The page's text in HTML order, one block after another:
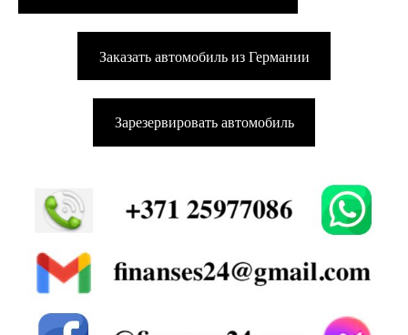
Заказать автомобиль из Германии
Зарезервировать автомобиль